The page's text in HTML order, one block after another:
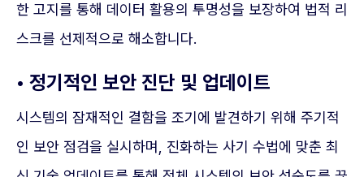
한 고지를 통해 데이터 활용의 투명성을 보장하여 법적 리
스크를 선제적으로 해소합니다.
• 정기적인 보안 진단 및 업데이트
시스템의 잠재적인 결함을 조기에 발견하기 위해 주기적
인 보안 점검을 실시하며, 진화하는 사기 수법에 맞춘 최